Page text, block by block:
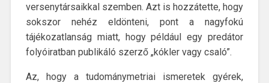
versenytársaikkal szemben. Azt is hozzátette, hogy
sokszor nehéz eldönteni, pont a nagyfokú
tájékozatlanság miatt, hogy például egy predátor
folyóiratban publikáló szerző „kókler vagy csaló”.
Az, hogy a tudománymetriai ismeretek gyérek,